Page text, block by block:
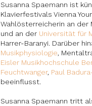
Susanna Spaemann ist
Klavierfestivals Vienna
Wahlösterreicherin an der
und an der Universität für
Harrer-Baranyi. Darüber
Musikphysiologie,
Eisler Musikhochschule
Feuchtwanger, Paul
beeinflusst.
Susanna Spaemann tritt